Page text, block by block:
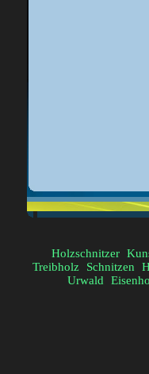
Holzschnitzer
Treibholz
Schnitzen
Urwald